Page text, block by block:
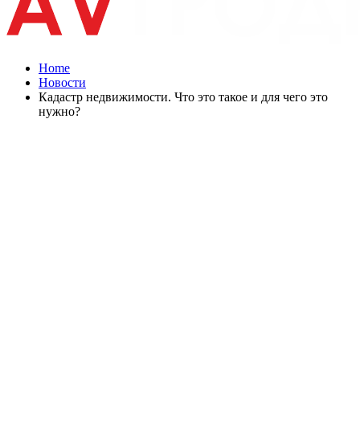
Home
Новости
Кадастр недвижимости. Что это такое и для чего это
нужно?